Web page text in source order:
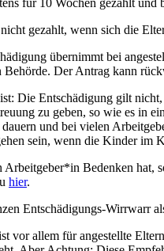
für 10 Wochen gezahlt
gezahlt, wenn sich die
übernimmt bei
Behörde. Der Antrag kann
Die Entschädigung gilt
zu geben, so wie es in
und bei vielen
sein, wenn die Kinder im
Arbeitgeber*in Bedenken hat,
hier.
Entschädigungs-Wirrwarr
vor allem für angestellte